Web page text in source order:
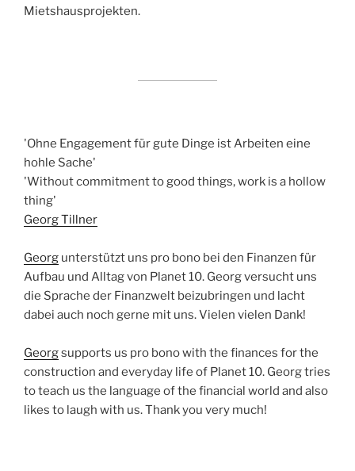
Mietshausprojekten.
'Ohne Engagement für gute Dinge ist Arbeiten eine
hohle Sache'
'Without commitment to good things, work is a hollow
thing'
Georg Tillner
Georg unterstützt uns pro bono bei den Finanzen für
Aufbau und Alltag von Planet 10. Georg versucht uns
die Sprache der Finanzwelt beizubringen und lacht
dabei auch noch gerne mit uns. Vielen vielen Dank!
Georgsupports us pro bono with the finances for the
construction and everyday life of Planet 10. Georg tries
to teach us the language of the financial world and also
likes to laugh with us. Thank you very much!